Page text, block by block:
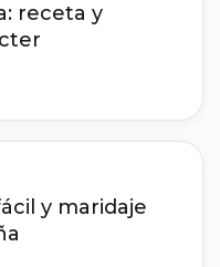
receta y
y maridaje